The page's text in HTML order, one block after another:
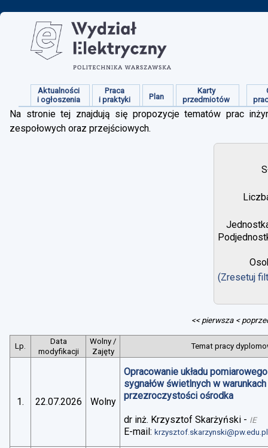
Aktualności
i ogłoszenia
Praca
i praktyki
Plan
Karty
przedmiotów
Na stronie tej znajdują się propozycje tematów prac
zespołowych oraz przejściowych.
(Zresetuj
<< pierwsza <
Lp.
Data
modyfikacji
Wolny /
Zajęty
Temat pracy
1. 22.07.2026 Wolny
Opracowanie układu
sygnałów świetlnych w
przezroczystości ośrodka
dr inż. Krzysztof Skarżyński - IE
E-mail:krzysztof.skarzynski@pw.edu.pl